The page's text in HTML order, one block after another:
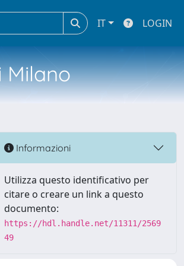
IT LOGIN
Milano
Informazioni
Utilizza questo identificativo per
citare o creare un link a questo
documento:
https://hdl.handle.net/11311/2569
49